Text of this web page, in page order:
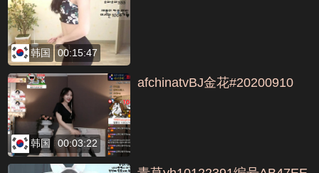
韩国 00:15:47
韩国 00:03:22
afchinatvBJ金花#20200910